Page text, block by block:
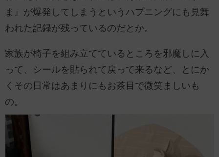
ま』が爆発してしまうというハプニングにも見舞
われた記録が残っているのだとか。
家族が椅子を組み立てているところを邪魔しに入
って、シールを貼られて戻って来るなど、とにか
くその日常はあまりにもお茶目で微笑ましいも
の。